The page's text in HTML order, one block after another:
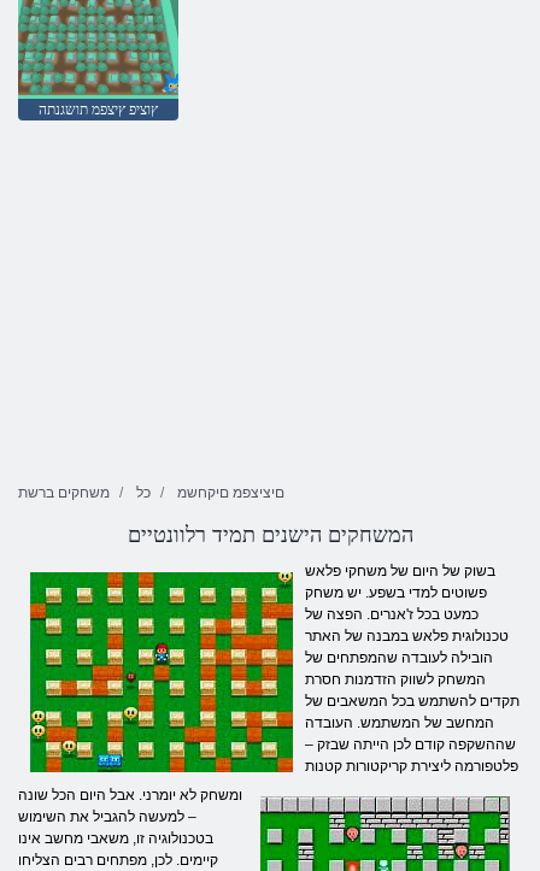
ץוציפ ץיצפמ תושגנתה
משחקים ברשת כל םיציצפמ םיקחשמ
המשחקים הישנים תמיד רלוונטיים
בשוק של היום של משחקי פלאש
פשוטים למדי בשפע. יש משחק
כמעט בכל ז'אנרים. הפצה של
טכנולוגית פלאש במבנה של האתר
הובילה לעובדה שהמפתחים של
המשחק לשווק הזדמנות חסרת
תקדים להשתמש בכל המשאבים של
המחשב של המשתמש. העובדה
שההשקפה קודם לכן הייתה שבזק –
פלטפורמה ליצירת קריקטורות קטנות
ומשחק לא יומרני. אבל היום הכל שונה
– למעשה להגביל את השימוש
בטכנולוגיה זו, משאבי מחשב אינו
קיימים. לכן, מפתחים רבים הצליחו